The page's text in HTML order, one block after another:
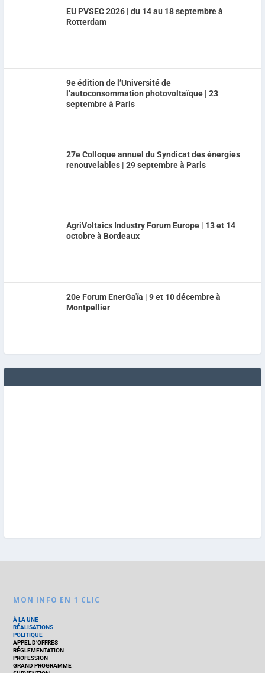
EU PVSEC 2026 | du 14 au 18 septembre à
Rotterdam
9e édition de l’Université de
l’autoconsommation photovoltaïque | 23
septembre à Paris
27e Colloque annuel du Syndicat des énergies
renouvelables | 29 septembre à Paris
AgriVoltaics Industry Forum Europe | 13 et 14
octobre à Bordeaux
20e Forum EnerGaïa | 9 et 10 décembre à
Montpellier
MON INFO EN 1 CLIC
À LA UNE
RÉALISATIONS
POLITIQUE
APPEL D’OFFRES
RÉGLEMENTATION
PROFESSION
GRAND PROGRAMME